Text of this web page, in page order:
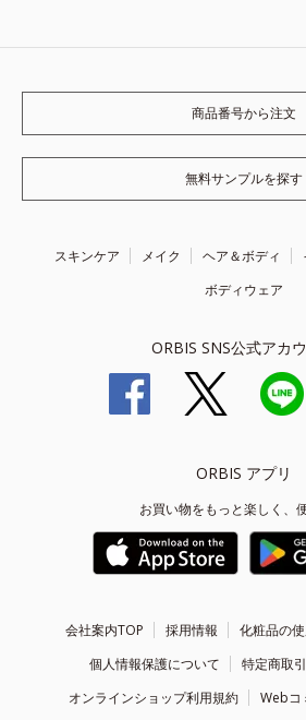
商品番号から注文
無料サンプルを探す
スキンケア メイク ヘア＆ボディ
ボディウェア
ORBIS SNS公式アカ
ORBIS アプリ
お買い物をもっと楽しく、
会社案内TOP 採用情報
化粧品の
個人情報保護について
特定商取
オンラインショップ利用規約
Webコ